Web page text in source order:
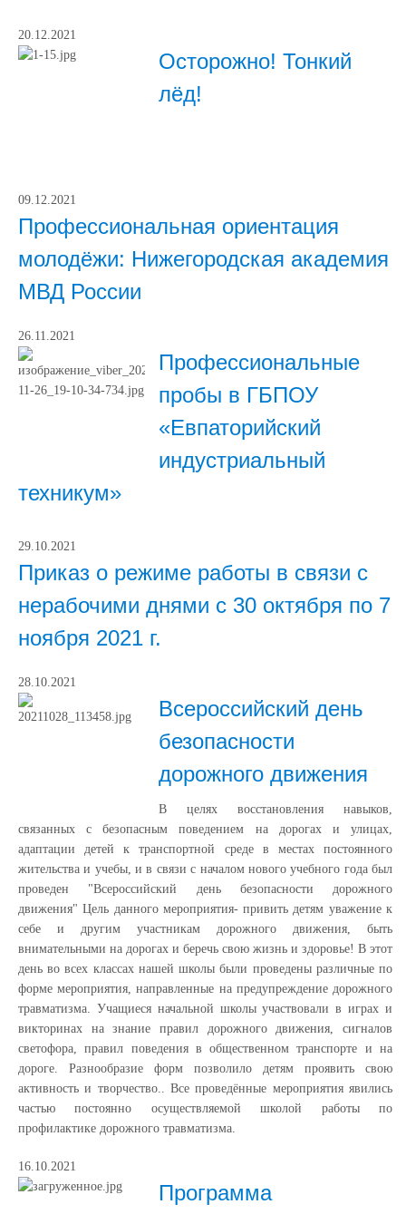
20.12.2021
Осторожно! Тонкий
лёд!
09.12.2021
Профессиональная ориентация
молодёжи: Нижегородская академия
МВД России
26.11.2021
Профессиональные
пробы в ГБПОУ
«Евпаторийский
индустриальный
техникум»
29.10.2021
Приказ о режиме работы в связи с
нерабочими днями с 30 октября по 7
ноября 2021 г.
28.10.2021
Всероссийский день
безопасности
дорожного движения
В целях восстановления навыков,
связанных с безопасным поведением на дорогах и улицах,
адаптации детей к транспортной среде в местах постоянного
жительства и учебы, и в связи с началом нового учебного года был
проведен "Всероссийский день безопасности дорожного
движения" Цель данного мероприятия- привить детям уважение к
себе и другим участникам дорожного движения, быть
внимательными на дорогах и беречь свою жизнь и здоровье! В этот
день во всех классах нашей школы были проведены различные по
форме мероприятия, направленные на предупреждение дорожного
травматизма. Учащиеся начальной школы участвовали в играх и
викторинах на знание правил дорожного движения, сигналов
светофора, правил поведения в общественном транспорте и на
дороге. Разнообразие форм позволило детям проявить свою
активность и творчество.. Все проведённые мероприятия явились
частью постоянно осуществляемой школой работы по
профилактике дорожного травматизма.
16.10.2021
Программа